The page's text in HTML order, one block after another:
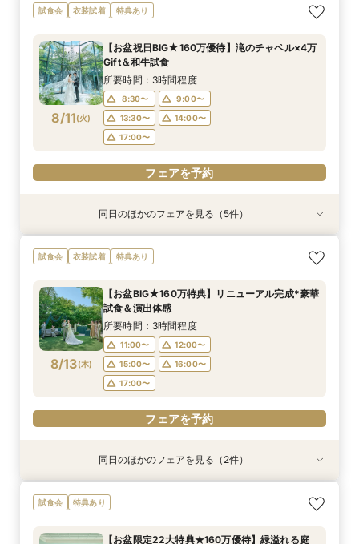
8/9(日)
【初めての式場見学の方も安心】豪華試食付きウ
エディング相談会
8:30〜
9:00〜
13:30〜
14:00〜
フェアを予約
8/9(日)
《新チャペルOPEN記念◆8大特典≫木目×ナ
チュラルチャペル体験
8:30〜
9:00〜
13:30〜
14:00〜
フェアを予約
8/9(日)
マイナビ限定【料理重視派必見】和牛フィレ肉×
懐石フレンチコース美食会
8:30〜
9:00〜
13:30〜
14:00〜
フェアを予約
8/9(日)
【神前挙式をご検討の方へ】神殿「凛」見学＆和
フレンチ無料試食
8:30〜
9:00〜
13:30〜
14:00〜
フェアを予約
8/9(日)
マイナビ限定【料理重視派必見】和牛フィレ肉×
懐石フレンチコース美食会
8:30〜
9:00〜
13:30〜
14:00〜
フェアを予約
8/9(日)
【少人数プラン相談会】専用の貸切別邸OPEN&
贅沢無料試食
8:30〜
9:00〜
13:30〜
14:00〜
フェアを予約
試食会 衣装試着 特典あり
8/11(火)
【お盆祝日BIG★160万優待】滝のチャペル×4万
Gift＆和牛試食
所要時間：3時間程度
8:30〜
9:00〜
13:30〜
14:00〜
17:00〜
フェアを予約
特典あり
8/11(火)
【初めての式場見学の方も安心】豪華試食付きウ
エディング相談会
8:30〜
9:00〜
13:30〜
14:00〜
フェアを予約
衣装試着 特典あり
8/11(火)
《新チャペルOPEN記念◆8大特典≫木目×ナ
チュラルチャペル体験
8:30〜
9:00〜
13:30〜
14:00〜
フェアを予約
特典あり
8/11(火)
【神前挙式をご検討の方へ】神殿「凛」見学＆和
フレンチ無料試食
8:30〜
9:00〜
13:30〜
14:00〜
フェアを予約
衣装試着 特典あり
8/11(火)
マイナビ限定【料理重視派必見】和牛フィレ肉×
懐石フレンチコース美食会
8:30〜
9:00〜
13:30〜
14:00〜
フェアを予約
衣装試着 特典あり
8/11(火)
【少人数プラン相談会】専用の貸切別邸OPEN&
贅沢無料試食
8:30〜
9:00〜
13:30〜
14:00〜
フェアを予約
同日のほかのフェアを見る（5件）
試食会 衣装試着 特典あり
8/13(木)
【お盆BIG★160万特典】リニューアル完成*豪華
試食＆演出体感
所要時間：3時間程度
11:00〜
12:00〜
15:00〜
16:00〜
17:00〜
フェアを予約
衣装試着 特典あり
【少人数プラン相談会】専用の貸切別邸OPEN&
贅沢無料試食
特典あり
マイナビ限定★当館人気NO,1◆豪華国産「しあ
わせ絆牛」絶品試食付◆
同日のほかのフェアを見る（2件）
試食会 特典あり
【お盆限定22大特典★160万優待】緑溢れる庭